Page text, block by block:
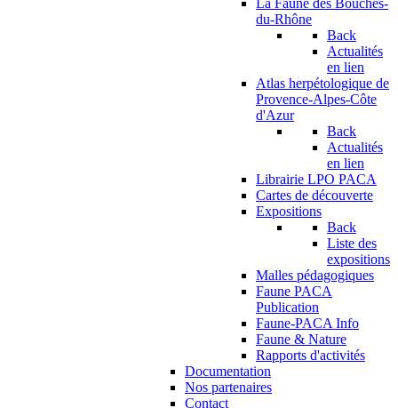
La Faune des Bouches-
du-Rhône
Back
Actualités
en lien
Atlas herpétologique de
Provence-Alpes-Côte
d'Azur
Back
Actualités
en lien
Librairie LPO PACA
Cartes de découverte
Expositions
Back
Liste des
expositions
Malles pédagogiques
Faune PACA
Publication
Faune-PACA Info
Faune & Nature
Rapports d'activités
Documentation
Nos partenaires
Contact